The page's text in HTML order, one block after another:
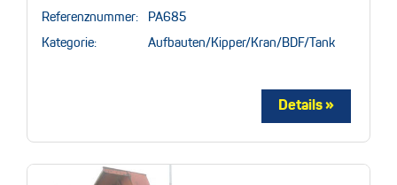
Referenznummer: PA685
Kategorie: Aufbauten/Kipper/Kran/BDF/Tank